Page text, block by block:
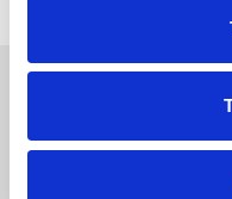
DÄRFÖR